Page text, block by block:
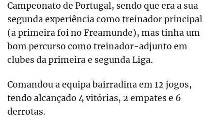
Campeonato de Portugal, sendo que era a sua
segunda experiência como treinador principal
(a primeira foi no Freamunde), mas tinha um
bom percurso como treinador-adjunto em
clubes da primeira e segunda Liga.
Comandou a equipa bairradina em 12 jogos,
tendo alcançado 4 vitórias, 2 empates e 6
derrotas.